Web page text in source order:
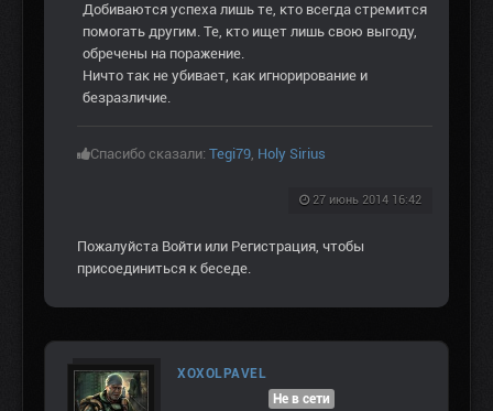
Добиваются успеха лишь те, кто всегда стремится
помогать другим. Те, кто ищет лишь свою выгоду,
обречены на поражение.
Ничто так не убивает, как игнорирование и
безразличие.
Спасибо сказали: Tegi79, Holy Sirius
27 июнь 2014 16:42
Пожалуйста Войти или Регистрация, чтобы
присоединиться к беседе.
XOXOLPAVEL
Не в сети